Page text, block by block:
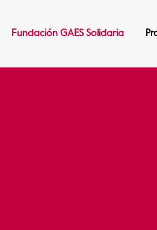
Fundación GAES Solidaria